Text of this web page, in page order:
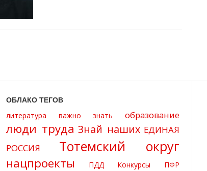
ОБЛАКО ТЕГОВ
литература важно знать образование
люди труда Знай наших ЕДИНАЯ
РОССИЯ
Тотемский округ
нацпроекты ПДД Конкурсы ПФР